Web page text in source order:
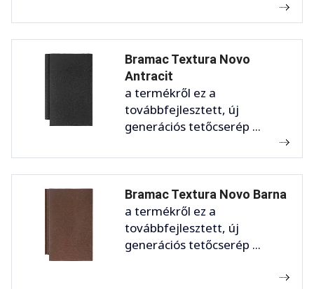
Bramac Textura Novo
Antracit
a termékről ez a
továbbfejlesztett, új
generációs tetőcserép ...
Bramac Textura Novo Barna
a termékről ez a
továbbfejlesztett, új
generációs tetőcserép ...